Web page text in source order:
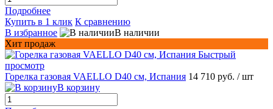
Подробнее
Купить в 1 клик К сравнению
В избранное
В наличии
Хит продаж
Быстрый
просмотр
Горелка газовая VAELLO D40 см, Испания 14 710 руб. / шт
В корзину